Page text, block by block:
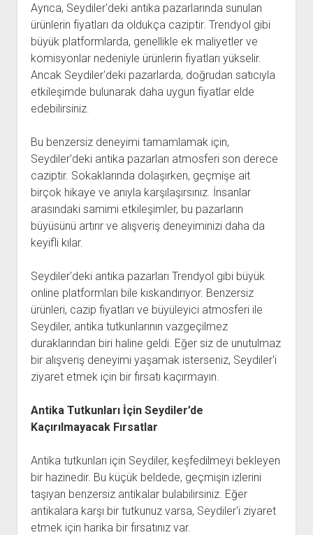
Ayrıca, Seydiler'deki antika pazarlarında sunulan
ürünlerin fiyatları da oldukça caziptir. Trendyol gibi
büyük platformlarda, genellikle ek maliyetler ve
komisyonlar nedeniyle ürünlerin fiyatları yükselir.
Ancak Seydiler'deki pazarlarda, doğrudan satıcıyla
etkileşimde bulunarak daha uygun fiyatlar elde
edebilirsiniz.
Bu benzersiz deneyimi tamamlamak için,
Seydiler'deki antika pazarları atmosferi son derece
caziptir. Sokaklarında dolaşırken, geçmişe ait
birçok hikaye ve anıyla karşılaşırsınız. İnsanlar
arasındaki samimi etkileşimler, bu pazarların
büyüsünü artırır ve alışveriş deneyiminizi daha da
keyifli kılar.
Seydiler'deki antika pazarları Trendyol gibi büyük
online platformları bile kıskandırıyor. Benzersiz
ürünleri, cazip fiyatları ve büyüleyici atmosferi ile
Seydiler, antika tutkunlarının vazgeçilmez
duraklarından biri haline geldi. Eğer siz de unutulmaz
bir alışveriş deneyimi yaşamak isterseniz, Seydiler'i
ziyaret etmek için bir fırsatı kaçırmayın.
Antika Tutkunları İçin Seydiler’de
Kaçırılmayacak Fırsatlar
Antika tutkunları için Seydiler, keşfedilmeyi bekleyen
bir hazinedir. Bu küçük beldede, geçmişin izlerini
taşıyan benzersiz antikalar bulabilirsiniz. Eğer
antikalara karşı bir tutkunuz varsa, Seydiler'i ziyaret
etmek için harika bir fırsatınız var.